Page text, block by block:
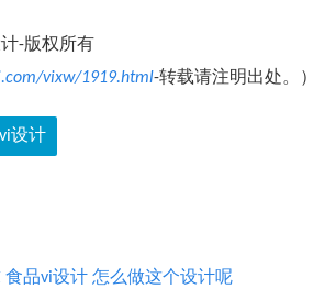
-版权所有
vixw/1919.html-转载请注明出处。）
设计
食品vi设计 怎么做这个设计呢